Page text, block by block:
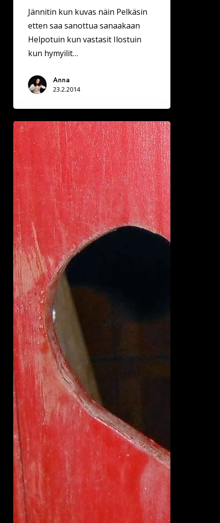
Jännitin kun kuvas näin Pelkäsin
etten saa sanottua sanaakaan
Helpotuin kun vastasit Ilostuin
kun hymyilit…
Anna
23.2.2014
Rannan
hiekkaan